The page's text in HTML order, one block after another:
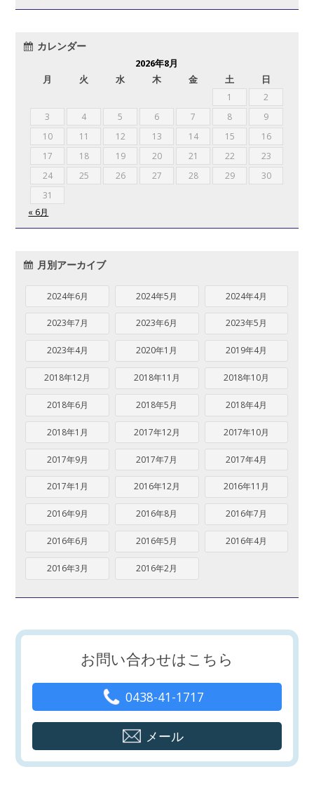
カレンダー
2026年8月
月
火 水 木 金 土 日
1
2
3
4 5 6 7 8
9
10
11 12 13 14 15
16
17
18 19 20 21 22
23
24
25 26 27 28 29
30
31
« 6月
月別アーカイブ
2024年6月 2024年5月 2024年4月
2023年7月 2023年6月 2023年5月
2023年4月 2020年1月 2019年4月
2018年12月 2018年11月 2018年10月
2018年6月 2018年5月 2018年4月
2018年1月 2017年12月 2017年10月
2017年9月 2017年7月 2017年4月
2017年1月 2016年12月 2016年11月
2016年9月 2016年8月 2016年7月
2016年6月 2016年5月 2016年4月
2016年3月 2016年2月
お問い合わせはこちら
0438-41-1717
メール